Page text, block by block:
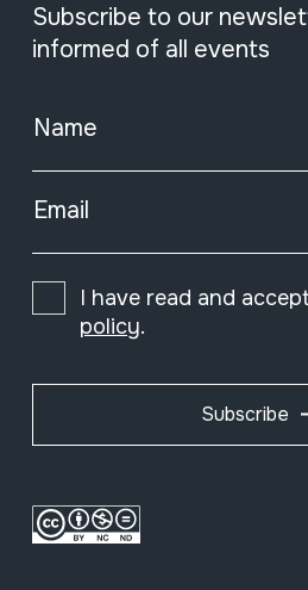
Subscribe to our
informed of all events
Name
Email
I have read and
policy.
Subscribe